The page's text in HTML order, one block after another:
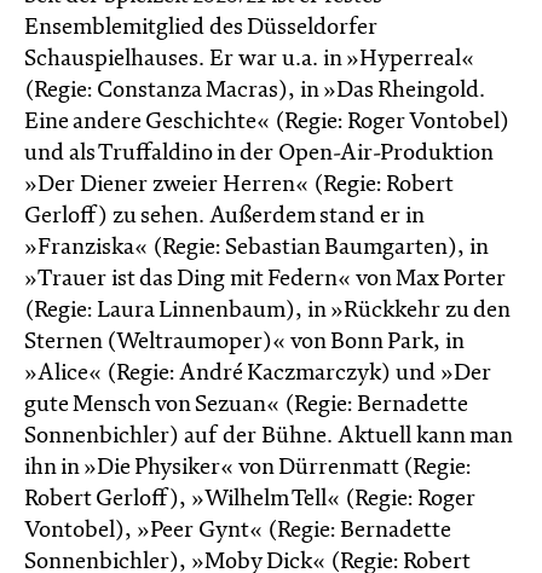
Ensemblemitglied des Düsseldorfer
Schauspielhauses. Er war u.a. in »Hyperreal«
(Regie: Constanza Macras), in »Das Rheingold.
Eine andere Geschichte« (Regie: Roger Vontobel)
und als Truffaldino in der Open-Air-Produktion
»Der Diener zweier Herren« (Regie: Robert
Gerloff) zu sehen. Außerdem stand er in
»Franziska« (Regie: Sebastian Baumgarten), in
»Trauer ist das Ding mit Federn« von Max Porter
(Regie: Laura Linnenbaum), in »Rückkehr zu den
Sternen (Weltraumoper)« von Bonn Park, in
»Alice« (Regie: André Kaczmarczyk) und »Der
gute Mensch von Sezuan« (Regie: Bernadette
Sonnenbichler) auf der Bühne. Aktuell kann man
ihn in »Die Physiker« von Dürrenmatt (Regie:
Robert Gerloff), »Wilhelm Tell« (Regie: Roger
Vontobel), »Peer Gynt« (Regie: Bernadette
Sonnenbichler), »Moby Dick« (Regie: Robert